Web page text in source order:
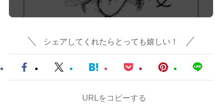
シェアしてくれたらとっても嬉しい！
URLをコピーする